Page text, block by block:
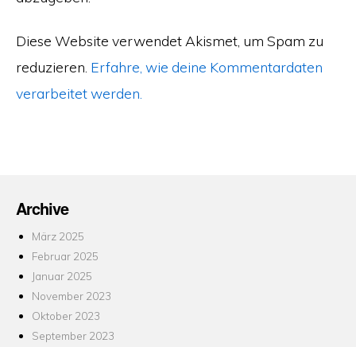
Diese Website verwendet Akismet, um Spam zu
reduzieren. Erfahre, wie deine Kommentardaten
verarbeitet werden.
Archive
März 2025
Februar 2025
Januar 2025
November 2023
Oktober 2023
September 2023